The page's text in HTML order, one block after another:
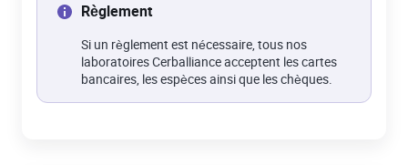
Règlement
Si un règlement est nécessaire, tous nos
laboratoires Cerballiance acceptent les cartes
bancaires, les espèces ainsi que les chèques.